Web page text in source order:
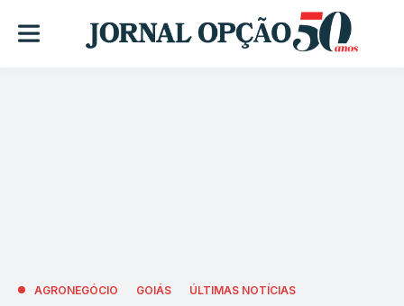
AGRONEGÓCIO GOIÁS ÚLTIMAS NOTÍCIAS